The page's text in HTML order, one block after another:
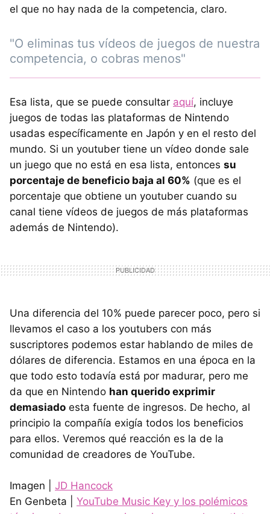
el que no hay nada de la competencia, claro.
"O eliminas tus vídeos de juegos de nuestra
competencia, o cobras menos"
Esa lista, que se puede consultar aquí, incluye
juegos de todas las plataformas de Nintendo
usadas específicamente en Japón y en el resto del
mundo. Si un youtuber tiene un vídeo donde sale
un juego que no está en esa lista, entonces su
porcentaje de beneficio baja al 60% (que es el
porcentaje que obtiene un youtuber cuando su
canal tiene vídeos de juegos de más plataformas
además de Nintendo).
Una diferencia del 10% puede parecer poco, pero si
llevamos el caso a los youtubers con más
suscriptores podemos estar hablando de miles de
dólares de diferencia. Estamos en una época en la
que todo esto todavía está por madurar, pero me
da que en Nintendo han querido exprimir
demasiado esta fuente de ingresos. De hecho, al
principio la compañía exigía todos los beneficios
para ellos. Veremos qué reacción es la de la
comunidad de creadores de YouTube.
Imagen | JD Hancock
En Genbeta | YouTube Music Key y los polémicos